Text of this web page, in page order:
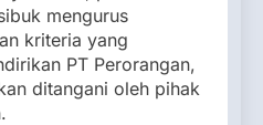
mengurus
kriteria yang
PT Perorangan,
ditangani oleh pihak